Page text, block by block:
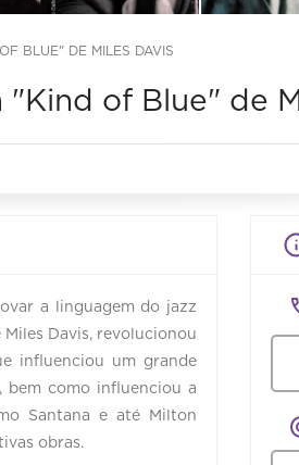
BLUE" DE MILES DAVIS
of Blue" de
a linguagem do jazz
Davis, revolucionou
influenciou um grande
bem como influenciou a
Santana e até Milton
obras.